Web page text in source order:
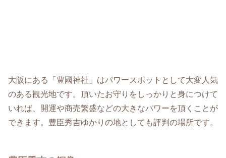
大阪にある「豊國神社」はパワースポットとして大変人気
のある観光地です。頂いたお守りをしっかりと身につけて
いれば、開運や商売繁盛などの大きなパワーを頂くことが
できます。豊臣秀吉ゆかりの地としても評判の場所です。